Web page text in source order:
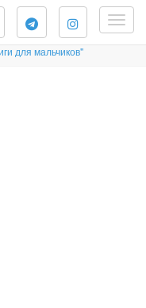
для мальчиков"